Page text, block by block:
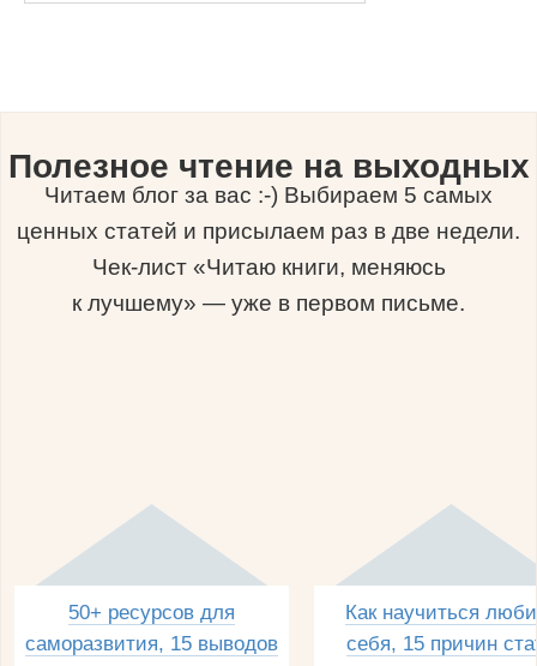
Полезное чтение на выходных
Читаем блог за вас :-) Выбираем 5 самых
ценных статей и присылаем раз в две недели.
Чек-лист «Читаю книги, меняюсь
к лучшему» — уже в первом письме.
50+ ресурсов для
саморазвития, 15 выводов
Как научиться
себя, 15 причин